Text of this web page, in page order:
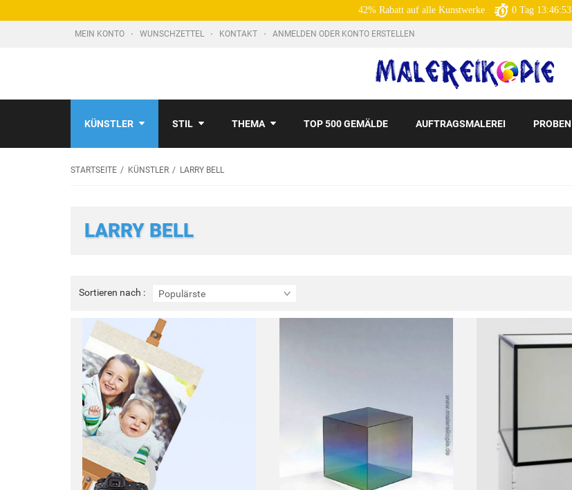
42% Rabatt auf alle Kunstwerke 0 Tag 13:46:51
MEIN KONTO WUNSCHZETTEL KONTAKT ANMELDEN ODER KONTO ERSTELLEN
KÜNSTLER STIL THEMA TOP 500 GEMÄLDE AUFTRAGSMALEREI PROBEN
STARTSEITE KÜNSTLER LARRY BELL
LARRY BELL
Sortieren nach : Populärste
Sortieren
nach